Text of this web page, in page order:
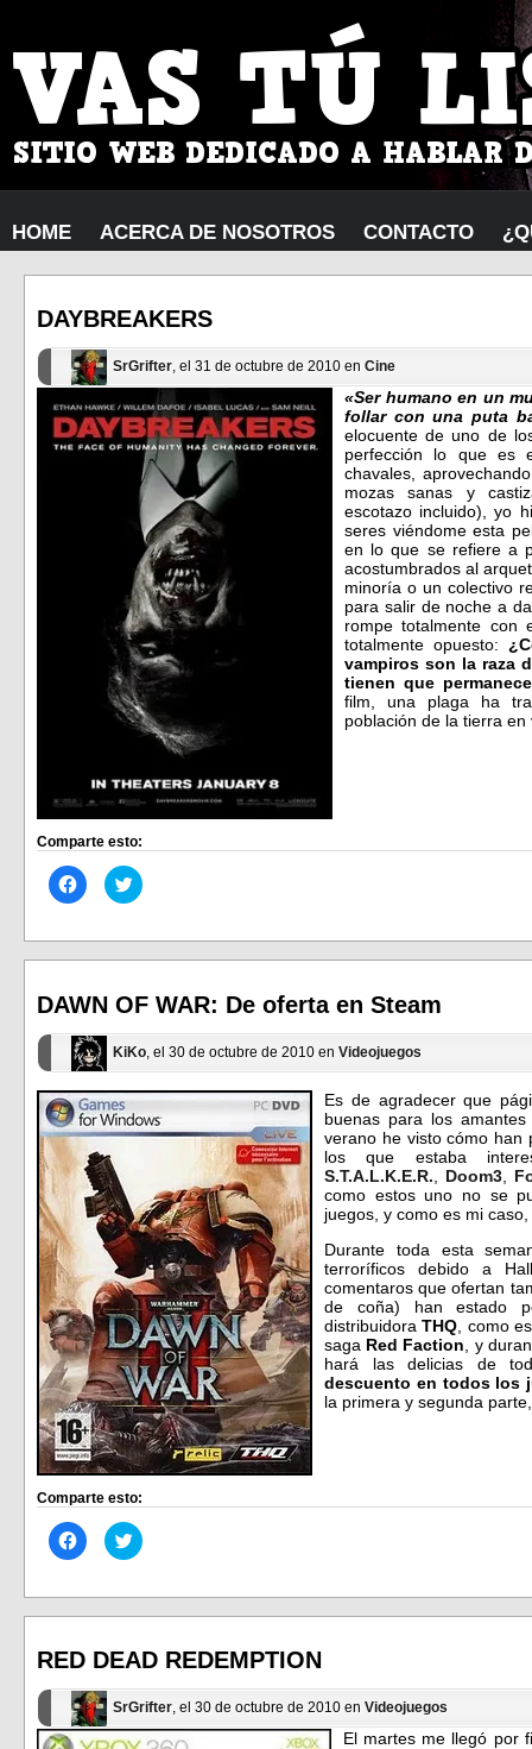
HOME ACERCA DE NOSOTROS CONTACTO
DAYBREAKERS
SrGrifter, el 31 de octubre de 2010 en Cine
«Ser humano en un
follar con una puta
elocuente de uno de
perfección lo que es
chavales,
mozas sanas y
escotazo incluido), yo
seres viéndome esta
en lo que se refiere a
acostumbrados al
minoría o un colectivo
para salir de noche a
rompe totalmente con
totalmente opuesto:
vampiros son la raza
tienen que
film, una plaga ha
población de la tierra en
Comparte esto:
Haz
clic
en
(Se
en
una
nueva)
Haz
clic
en
(Se
en
una
nueva)
DAWN OF WAR: De oferta en Steam
KiKo, el 30 de octubre de 2010 en Videojuegos
Es de agradecer que
buenas para los
verano he visto cómo han
los que estaba
S.T.A.L.K.E.R.
Doom3,
como estos uno no se
juegos, y como es mi
Durante toda esta
terroríficos debido a
comentaros que ofertan
de coña) han estado
distribuidoraTHQ , como
saga Red Faction , y
hará las delicias de
descuento en todos los
la primera y segunda
Comparte esto:
Haz
clic
en
(Se
en
una
nueva)
Haz
clic
en
(Se
en
una
nueva)
RED DEAD REDEMPTION
SrGrifter, el 30 de octubre de 2010 en Videojuegos
El martes me llegó por